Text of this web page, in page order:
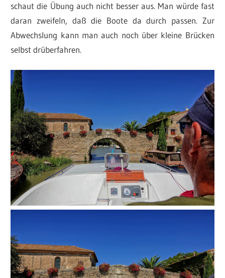
schaut die Übung auch nicht besser aus. Man würde fast
daran zweifeln, daß die Boote da durch passen. Zur
Abwechslung kann man auch noch über kleine Brücken
selbst drüberfahren.